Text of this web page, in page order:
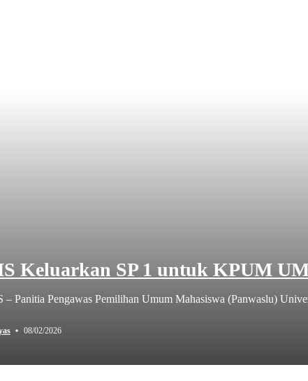
Keluarkan SP 1 untuk KPUM
Panitia Pengawas Pemilihan Umum Mahasiswa (Panwaslu)
08/02/2026